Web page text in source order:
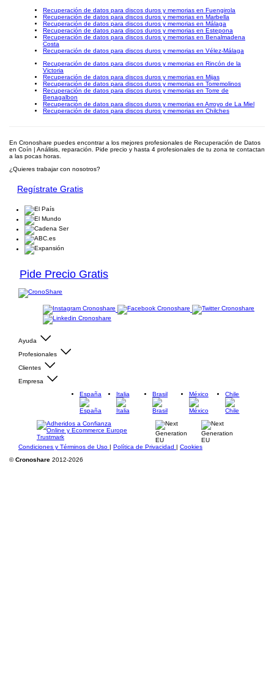
Recuperación de datos para discos duros y memorias en Fuengirola
Recuperación de datos para discos duros y memorias en Marbella
Recuperación de datos para discos duros y memorias en Málaga
Recuperación de datos para discos duros y memorias en Estepona
Recuperación de datos para discos duros y memorias en Benalmadena
Costa
Recuperación de datos para discos duros y memorias en Vélez-Málaga
Recuperación de datos para discos duros y memorias en Rincón de la
Victoria
Recuperación de datos para discos duros y memorias en Mijas
Recuperación de datos para discos duros y memorias en Torremolinos
Recuperación de datos para discos duros y memorias en Torre de
Benagalbon
Recuperación de datos para discos duros y memorias en Arroyo de La Miel
Recuperación de datos para discos duros y memorias en Chilches
En Cronoshare puedes encontrar a los mejores profesionales de Recuperación de Datos
en Coín | Análisis, reparación. Pide precio y hasta 4 profesionales de tu zona te contactan
a las pocas horas.
¿Quieres trabajar con nosotros?
Regístrate Gratis
Pide Precio Gratis
Ayuda
Profesionales
Clientes
Empresa
España
Italia Brasil México Chile
Condiciones y Términos de Uso | Política de Privacidad | Cookies
©Cronoshare 2012-2026